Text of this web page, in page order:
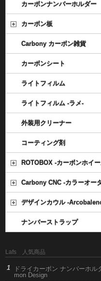
カーボンナンバーホルダー
カーボン板
Carbony カーボン雑貨
カーボンシート
ライトフィルム
ライトフィルム -ラメ-
外装用クリーナー
コーティング剤
ROTOBOX -カーボンホイ
Carbony CNC -カラーオー
デザインカウル -
ナンバーストラップ
Lafs 人気商品
ドライカーボン ナンバーホ
mon Design